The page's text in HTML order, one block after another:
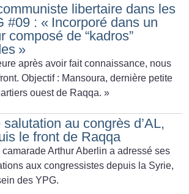
libertaire dans les
#09 : « Incorporé dans un
composé de “kadros”
»
après avoir fait connaissance, nous
Objectif : Mansoura, dernière petite
ouest de Raqqa. »
salutation au congrès d’AL,
le front de Raqqa
camarade Arthur Aberlin a adressé ses
aux congressistes depuis la Syrie,
des YPG.